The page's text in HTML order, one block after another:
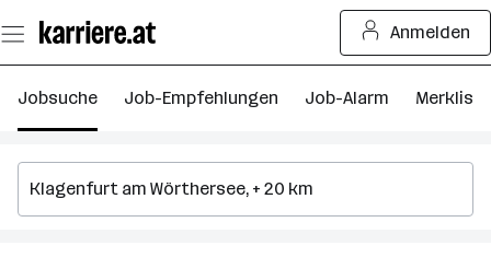
Seiteninhalt
springen
Anmelden
Jobsuche Job-Empfehlungen Job-Alarm Merkliste